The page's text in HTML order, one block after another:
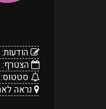
הודעות:
הצטרף:
סטטוס:
נראה